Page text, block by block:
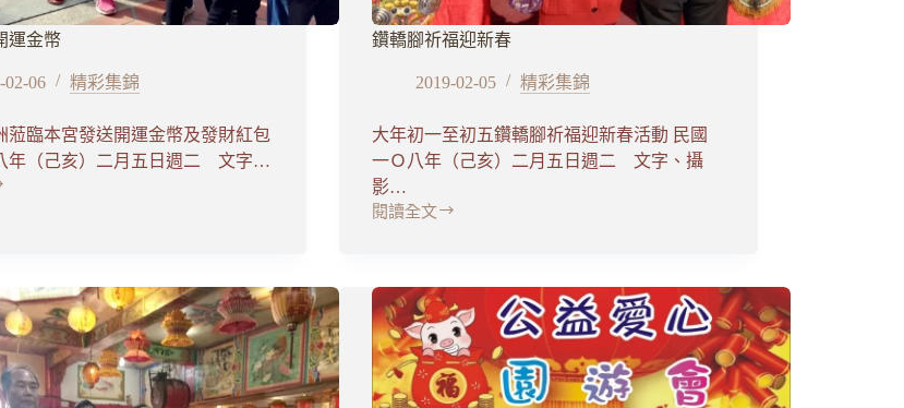
運金幣
02-06 精彩集錦
蒞臨本宮發送開運金幣及發財紅包
年（己亥）二月五日週二 文字…
鑽轎腳祈福迎新春
2019-02-05 精彩集錦
大年初一至初五鑽轎腳祈福迎新春活動 民國
一Ｏ八年（己亥）二月五日週二 文字、攝
影…
閱讀全文
鑽
祈
福
迎
新
春